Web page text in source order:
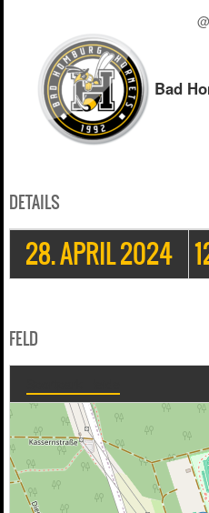
@
Bad
DETAILS
28. APRIL 2024
FELD